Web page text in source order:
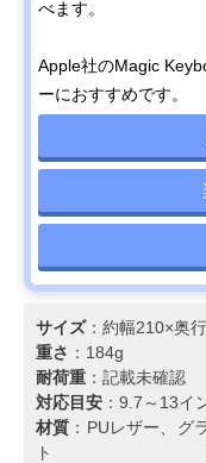
べます。
Apple社のMagic
ーにおすすめです。
サイズ：約幅210×奥
重さ ：184g
耐荷重 ：記載未確認
対応目安 ：9.7～13イ
材質 ：PUレザー、グ
ト